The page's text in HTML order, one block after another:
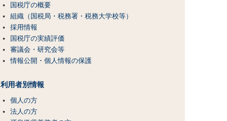
国税庁の概要
組織（国税局・税務署・税務大学校等）
採用情報
国税庁の実績評価
審議会・研究会等
情報公開・個人情報の保護
利用者別情報
個人の方
法人の方